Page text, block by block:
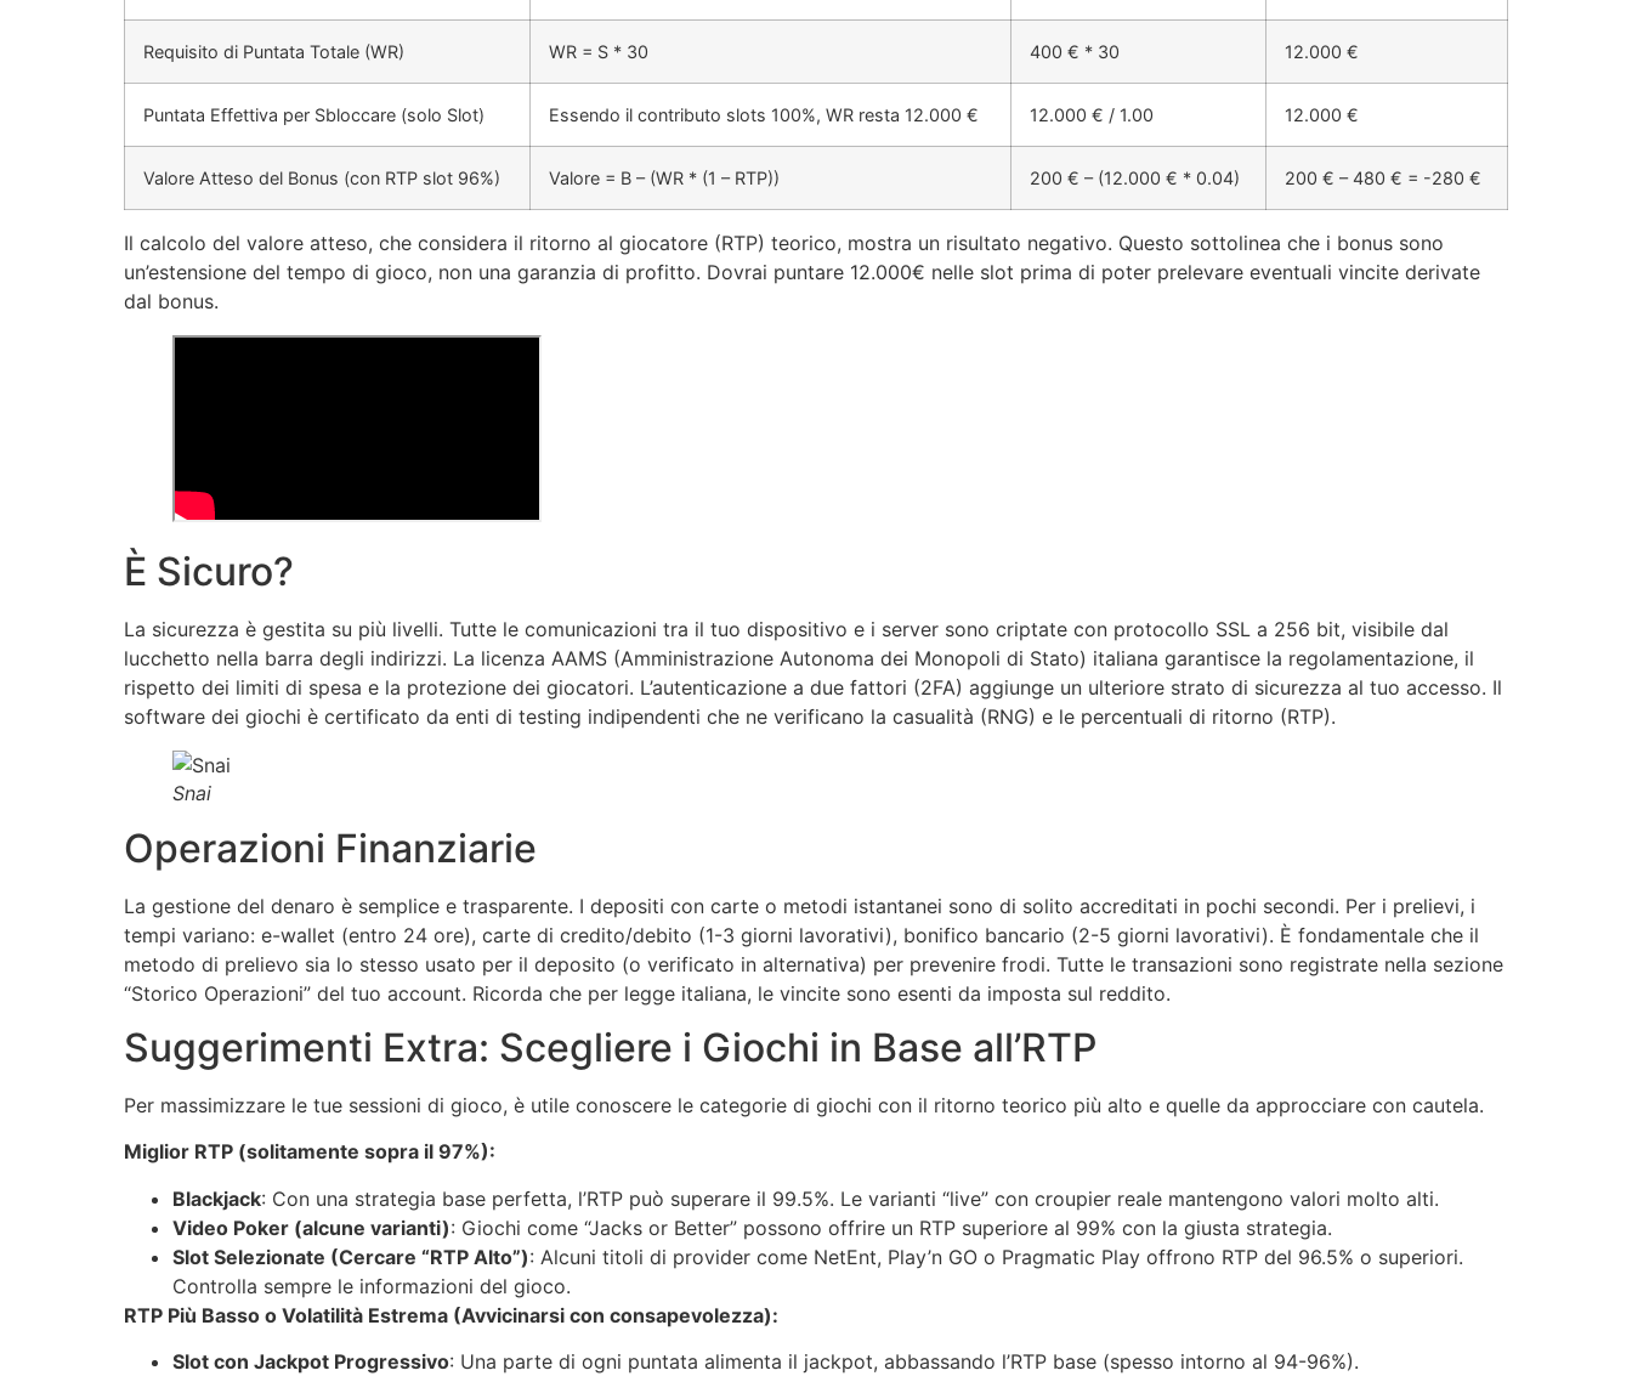
Requisito di Puntata Totale (WR) WR = S * 30 400 € * 30 12.000 €
Puntata Effettiva per Sbloccare (solo Slot) Essendo il contributo slots 100%, WR resta 12.000 € 12.000 € / 1.00 12.000 €
Valore Atteso del Bonus (con RTP slot 96%) Valore = B – (WR * (1 – RTP)) 200 € – (12.000 € * 0.04) 200 € – 480 € = -280 €
Il calcolo del valore atteso, che considera il ritorno al giocatore (RTP) teorico, mostra un risultato negativo. Questo sottolinea che i bonus sono
un’estensione del tempo di gioco, non una garanzia di profitto. Dovrai puntare 12.000€ nelle slot prima di poter prelevare eventuali vincite derivate
dal bonus.
È Sicuro?
La sicurezza è gestita su più livelli. Tutte le comunicazioni tra il tuo dispositivo e i server sono criptate con protocollo SSL a 256 bit, visibile dal
lucchetto nella barra degli indirizzi. La licenza AAMS (Amministrazione Autonoma dei Monopoli di Stato) italiana garantisce la regolamentazione, il
rispetto dei limiti di spesa e la protezione dei giocatori. L’autenticazione a due fattori (2FA) aggiunge un ulteriore strato di sicurezza al tuo accesso. Il
software dei giochi è certificato da enti di testing indipendenti che ne verificano la casualità (RNG) e le percentuali di ritorno (RTP).
Snai
Operazioni Finanziarie
La gestione del denaro è semplice e trasparente. I depositi con carte o metodi istantanei sono di solito accreditati in pochi secondi. Per i prelievi, i
tempi variano: e-wallet (entro 24 ore), carte di credito/debito (1-3 giorni lavorativi), bonifico bancario (2-5 giorni lavorativi). È fondamentale che il
metodo di prelievo sia lo stesso usato per il deposito (o verificato in alternativa) per prevenire frodi. Tutte le transazioni sono registrate nella sezione
“Storico Operazioni” del tuo account. Ricorda che per legge italiana, le vincite sono esenti da imposta sul reddito.
Suggerimenti Extra: Scegliere i Giochi in Base all’RTP
Per massimizzare le tue sessioni di gioco, è utile conoscere le categorie di giochi con il ritorno teorico più alto e quelle da approcciare con cautela.
Miglior RTP (solitamente sopra il 97%):
Blackjack: Con una strategia base perfetta, l’RTP può superare il 99.5%. Le varianti “live” con croupier reale mantengono valori molto alti.
Video Poker (alcune varianti): Giochi come “Jacks or Better” possono offrire un RTP superiore al 99% con la giusta strategia.
Slot Selezionate (Cercare “RTP Alto”): Alcuni titoli di provider come NetEnt, Play’n GO o Pragmatic Play offrono RTP del 96.5% o superiori.
Controlla sempre le informazioni del gioco.
RTP Più Basso o Volatilità Estrema (Avvicinarsi con consapevolezza):
Slot con Jackpot Progressivo: Una parte di ogni puntata alimenta il jackpot, abbassando l’RTP base (spesso intorno al 94-96%).